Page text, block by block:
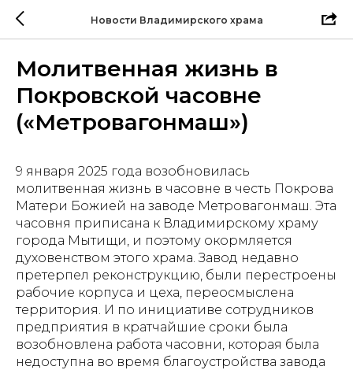
Новости Владимирского храма
Молитвенная жизнь в
Покровской часовне
(«Метровагонмаш»)
9 января 2025 года возобновилась
молитвенная жизнь в часовне в честь Покрова
Матери Божией на заводе Метровагонмаш. Эта
часовня приписана к Владимирскому храму
города Мытищи, и поэтому окормляется
духовенством этого храма. Завод недавно
претерпел реконструкцию, были перестроены
рабочие корпуса и цеха, переосмыслена
территория. И по инициативе сотрудников
предприятия в кратчайшие сроки была
возобновлена работа часовни, которая была
недоступна во время благоустройства завода